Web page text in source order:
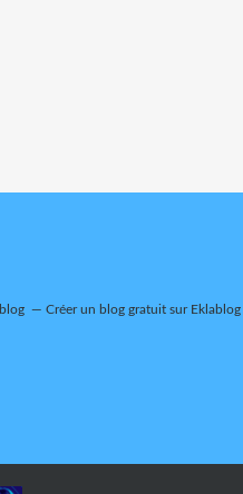
Créer un blog gratuit sur Eklablog